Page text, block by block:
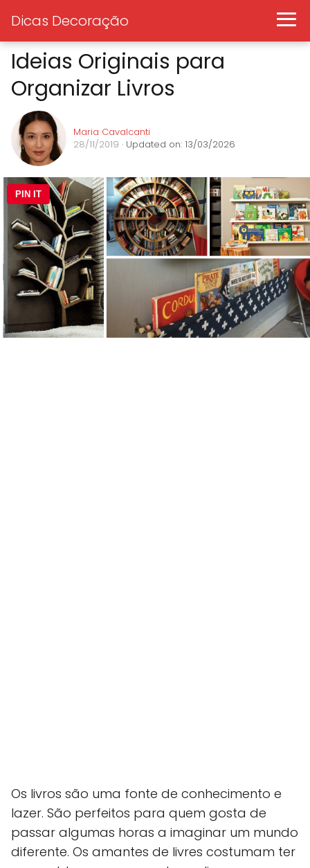
Dicas Decoração
Ideias Originais para
Organizar Livros
Maria Cavalcanti
28/11/2019 · Updated on: 13/03/2026
PIN IT
Os livros são uma fonte de conhecimento e
lazer. São perfeitos para quem gosta de
passar algumas horas a imaginar um mundo
diferente. Os amantes de livres costumam ter